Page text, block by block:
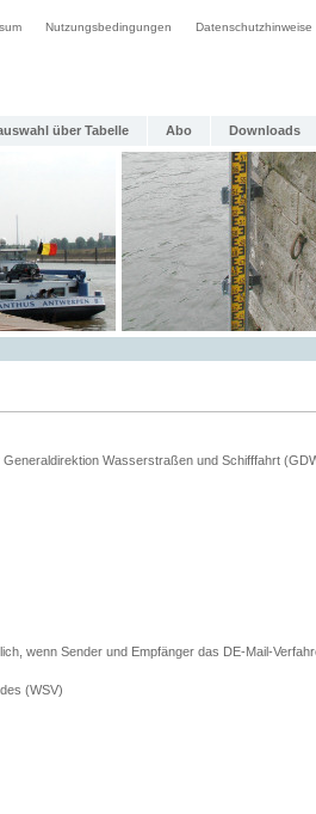
Nutzungsbedingungen Datenschutzhinweise
über Tabelle Abo Downloads
Wasserstraßen und Schifffahrt
wenn Sender und Empfänger das DE-Mail-
(WSV)